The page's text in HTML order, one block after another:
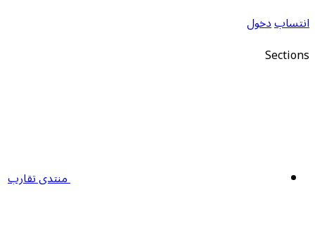
انتسابدخول
Sections
منتدى تقارب